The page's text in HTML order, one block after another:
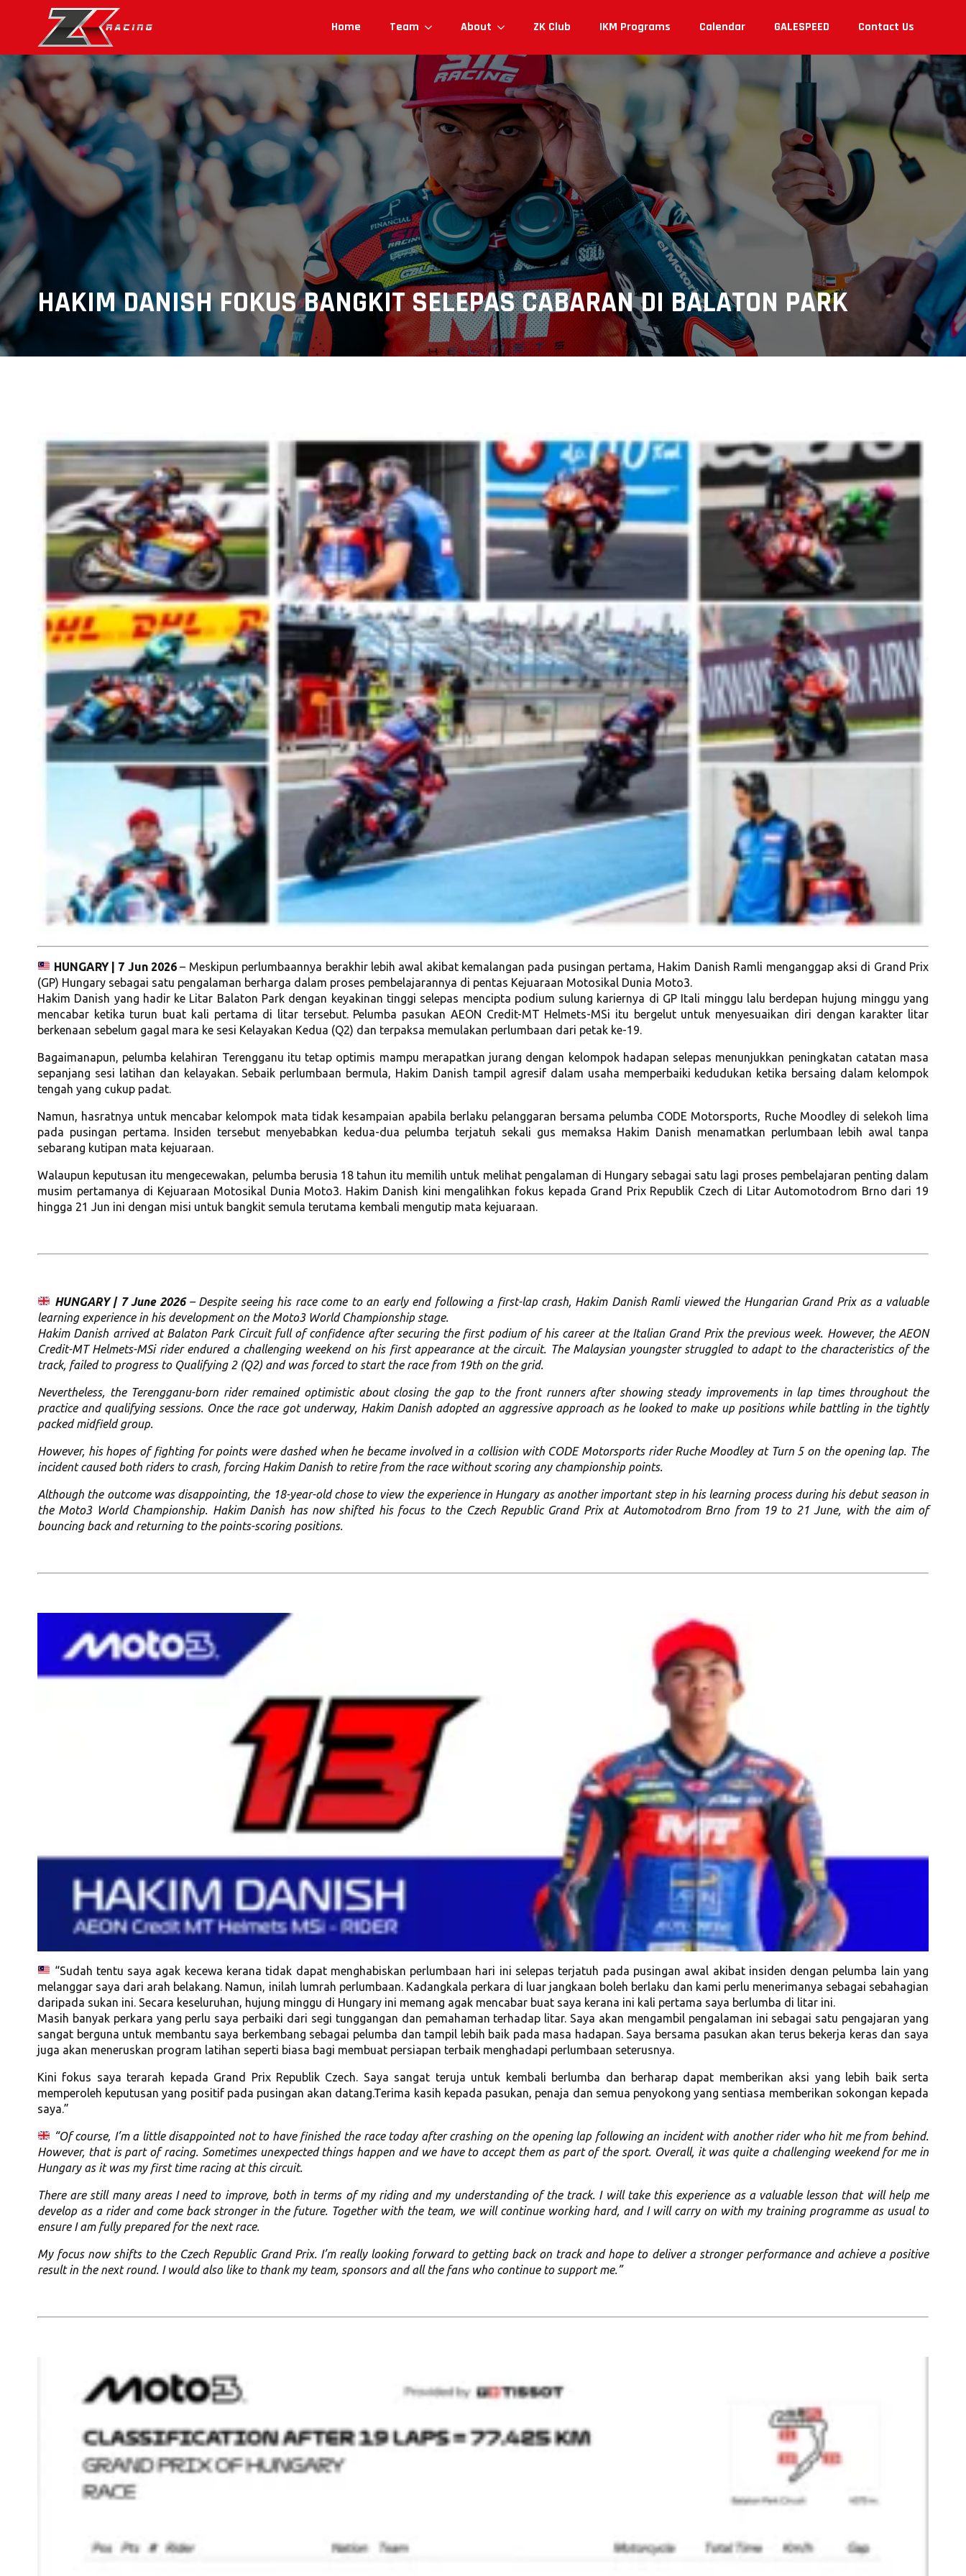
Home Team About ZK Club IKM Programs Calendar GALESPEED Contact Us
HAKIM DANISH FOKUS BANGKIT SELEPAS CABARAN DI BALATON PARK
HUNGARY | 7 Jun 2026 – Meskipun perlumbaannya berakhir lebih awal akibat kemalangan pada pusingan pertama, Hakim Danish Ramli menganggap aksi di Grand Prix
(GP) Hungary sebagai satu pengalaman berharga dalam proses pembelajarannya di pentas Kejuaraan Motosikal Dunia Moto3.
Hakim Danish yang hadir ke Litar Balaton Park dengan keyakinan tinggi selepas mencipta podium sulung kariernya di GP Itali minggu lalu berdepan hujung minggu yang
mencabar ketika turun buat kali pertama di litar tersebut. Pelumba pasukan AEON Credit-MT Helmets-MSi itu bergelut untuk menyesuaikan diri dengan karakter litar
berkenaan sebelum gagal mara ke sesi Kelayakan Kedua (Q2) dan terpaksa memulakan perlumbaan dari petak ke-19.
Bagaimanapun, pelumba kelahiran Terengganu itu tetap optimis mampu merapatkan jurang dengan kelompok hadapan selepas menunjukkan peningkatan catatan masa
sepanjang sesi latihan dan kelayakan. Sebaik perlumbaan bermula, Hakim Danish tampil agresif dalam usaha memperbaiki kedudukan ketika bersaing dalam kelompok
tengah yang cukup padat.
Namun, hasratnya untuk mencabar kelompok mata tidak kesampaian apabila berlaku pelanggaran bersama pelumba CODE Motorsports, Ruche Moodley di selekoh lima
pada pusingan pertama. Insiden tersebut menyebabkan kedua-dua pelumba terjatuh sekali gus memaksa Hakim Danish menamatkan perlumbaan lebih awal tanpa
sebarang kutipan mata kejuaraan.
Walaupun keputusan itu mengecewakan, pelumba berusia 18 tahun itu memilih untuk melihat pengalaman di Hungary sebagai satu lagi proses pembelajaran penting dalam
musim pertamanya di Kejuaraan Motosikal Dunia Moto3. Hakim Danish kini mengalihkan fokus kepada Grand Prix Republik Czech di Litar Automotodrom Brno dari 19
hingga 21 Jun ini dengan misi untuk bangkit semula terutama kembali mengutip mata kejuaraan.
HUNGARY | 7 June 2026– Despite seeing his race come to an early end following a first-lap crash, Hakim Danish Ramli viewed the Hungarian Grand Prix as a valuable
learning experience in his development on the Moto3 World Championship stage.
Hakim Danish arrived at Balaton Park Circuit full of confidence after securing the first podium of his career at the Italian Grand Prix the previous week. However, the AEON
Credit-MT Helmets-MSi rider endured a challenging weekend on his first appearance at the circuit. The Malaysian youngster struggled to adapt to the characteristics of the
track, failed to progress to Qualifying 2 (Q2) and was forced to start the race from 19th on the grid.
Nevertheless, the Terengganu-born rider remained optimistic about closing the gap to the front runners after showing steady improvements in lap times throughout the
practice and qualifying sessions. Once the race got underway, Hakim Danish adopted an aggressive approach as he looked to make up positions while battling in the tightly
packed midfield group.
However, his hopes of fighting for points were dashed when he became involved in a collision with CODE Motorsports rider Ruche Moodley at Turn 5 on the opening lap. The
incident caused both riders to crash, forcing Hakim Danish to retire from the race without scoring any championship points.
Although the outcome was disappointing, the 18-year-old chose to view the experience in Hungary as another important step in his learning process during his debut season in
the Moto3 World Championship. Hakim Danish has now shifted his focus to the Czech Republic Grand Prix at Automotodrom Brno from 19 to 21 June, with the aim of
bouncing back and returning to the points-scoring positions.
“Sudah tentu saya agak kecewa kerana tidak dapat menghabiskan perlumbaan hari ini selepas terjatuh pada pusingan awal akibat insiden dengan pelumba lain yang
melanggar saya dari arah belakang. Namun, inilah lumrah perlumbaan. Kadangkala perkara di luar jangkaan boleh berlaku dan kami perlu menerimanya sebagai sebahagian
daripada sukan ini. Secara keseluruhan, hujung minggu di Hungary ini memang agak mencabar buat saya kerana ini kali pertama saya berlumba di litar ini.
Masih banyak perkara yang perlu saya perbaiki dari segi tunggangan dan pemahaman terhadap litar. Saya akan mengambil pengalaman ini sebagai satu pengajaran yang
sangat berguna untuk membantu saya berkembang sebagai pelumba dan tampil lebih baik pada masa hadapan. Saya bersama pasukan akan terus bekerja keras dan saya
juga akan meneruskan program latihan seperti biasa bagi membuat persiapan terbaik menghadapi perlumbaan seterusnya.
Kini fokus saya terarah kepada Grand Prix Republik Czech. Saya sangat teruja untuk kembali berlumba dan berharap dapat memberikan aksi yang lebih baik serta
memperoleh keputusan yang positif pada pusingan akan datang.Terima kasih kepada pasukan, penaja dan semua penyokong yang sentiasa memberikan sokongan kepada
saya.”
“Of course, I’m a little disappointed not to have finished the race today after crashing on the opening lap following an incident with another rider who hit me from behind.
However, that is part of racing. Sometimes unexpected things happen and we have to accept them as part of the sport. Overall, it was quite a challenging weekend for me in
Hungary as it was my first time racing at this circuit.
There are still many areas I need to improve, both in terms of my riding and my understanding of the track. I will take this experience as a valuable lesson that will help me
develop as a rider and come back stronger in the future. Together with the team, we will continue working hard, and I will carry on with my training programme as usual to
ensure I am fully prepared for the next race.
My focus now shifts to the Czech Republic Grand Prix. I’m really looking forward to getting back on track and hope to deliver a stronger performance and achieve a positive
result in the next round. I would also like to thank my team, sponsors and all the fans who continue to support me.”